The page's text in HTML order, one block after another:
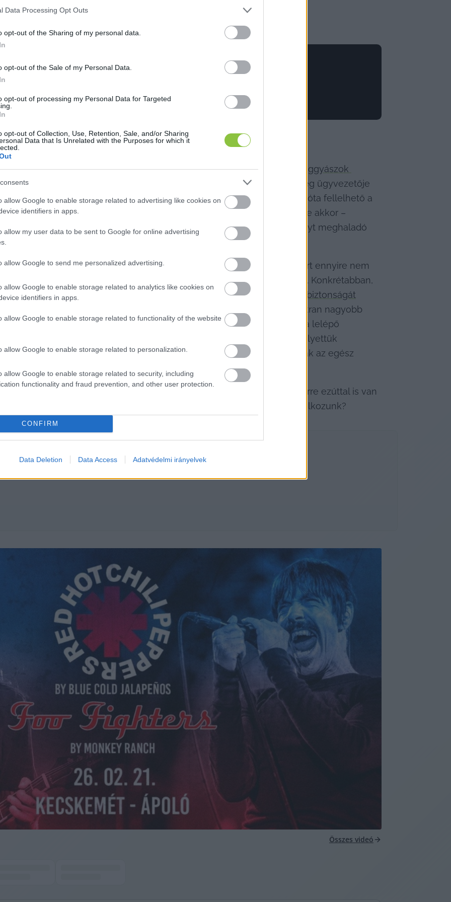
Data Processing Opt Outs
opt-out of the Sharing of my personal data.
opt-out of the Sale of my Personal Data.
opt-out of processing my Personal Data for Targeted
opt-out of Collection, Use, Retention, Sale, and/or Sharing
Data that Is Unrelated with the Purposes for which it
allow Google to enable storage related to advertising like cookies on
identifiers in apps.
allow my user data to be sent to Google for online advertising
allow Google to send me personalized advertising.
allow Google to enable storage related to analytics like cookies on
identifiers in apps.
allow Google to enable storage related to functionality of the website
allow Google to enable storage related to personalization.
allow Google to enable storage related to security, including
functionality and fraud prevention, and other user protection.
CONFIRM
Data Deletion Data Access Adatvédelmi irányelvek
Központ Kft. (KEKO) hatályos üzletszabályzata szerint a
kézipoggyászok
Ne aggódjon, ha nem, hiszen nincs egyedül! Pedig a közlekedési cég ügyvezetője
volt, sőt a téma kapcsán szót is kapott – a rendelkezés már évek óta fellelhető a
teljesülését az égvilágon nem ellenőrzte még senki, és nem is fogja. De akkor –
erre a szabályra, és valós félelem lehet-e, hogy az előírt maximális súlyt meghaladó
be?
a helyi Fidesz zebrát Király József képviselőnek. Na jó, azért ennyire nem
egy Kordik Szabolcs által a városi közgyűlés elé terjesztett ötletet. Konkrétabban,
mellett található, a Kiskörutat keresztező
gyalogos-átkelőhely biztonságát
Párt képviselője szerint a zebra mellett lévő két parkolóhelyen gyakran nagyobb
SUV-jellegű autókkal – találkozhatunk, amelyek kitakarják a zebrára lelépő
hogy a város szüntesse meg az érintett két parkolóhelyet, és helyettük
a város elfogadta-e az ellenzéki képviselő javaslatát, és hogyan varrták az egész
csak a KecsUPéntek legfrissebb adásában áruljuk el!
ideje lenne végre kikapcsolni! Szerencsére az
erre ezúttal is van
BCJ, Foo Fighters by Monkey Ranch remek programot kínál. Ugye találkozunk?
HIRDETÉS
Összes videó